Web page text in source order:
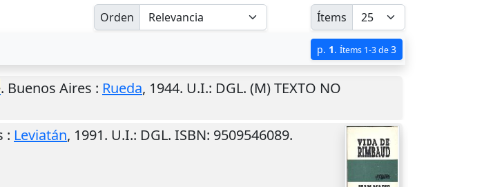
Orden Ítems
p. 1. Ítems 1-3 de3
. Buenos Aires : Rueda, 1944. U.I.: DGL. (M) TEXTO NO
: Leviatán, 1991. U.I.: DGL. ISBN: 9509546089.